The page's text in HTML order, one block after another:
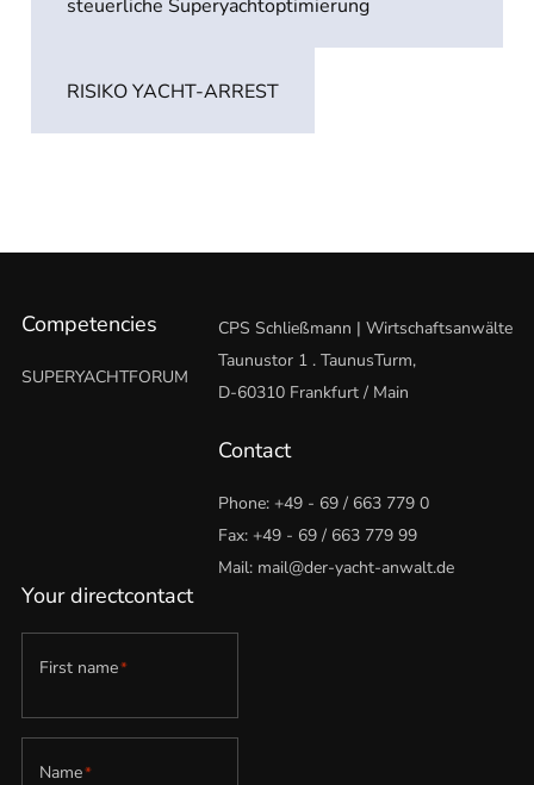
steuerliche Superyachtoptimierung
RISIKO YACHT-ARREST
Competencies
SUPERYACHTFORUM
CPS Schließmann | Wirtschaftsanwälte
Taunustor 1 . TaunusTurm,
D-60310 Frankfurt / Main
Contact
Phone: +49 - 69 / 663 779 0
Fax: +49 - 69 / 663 779 99
Mail: mail@der-yacht-anwalt.de
Your directcontact
First name*
Name*